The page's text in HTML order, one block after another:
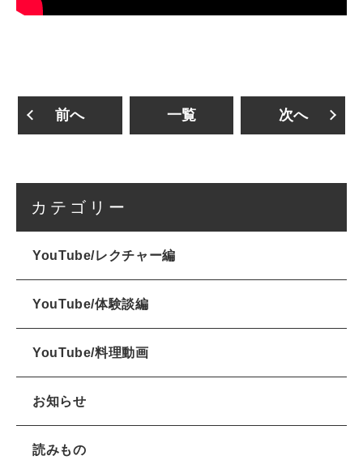
前へ 一覧 次へ
カテゴリー
YouTube/レクチャー編
YouTube/体験談編
YouTube/料理動画
お知らせ
読みもの